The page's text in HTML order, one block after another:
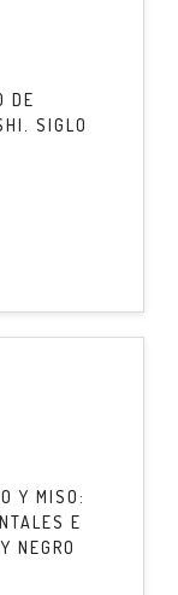
DE
SIGLO
Y MISO:
E
NEGRO